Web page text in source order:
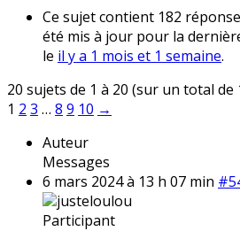
Ce sujet contient 182
été mis à jour pour la
le il y a 1 mois et 1 semaine.
20 sujets de 1 à 20 (sur un total de
1 2 3 … 8 9 10 →
Auteur
Messages
6 mars 2024 à 13 h 07 min
justeloulou
Participant